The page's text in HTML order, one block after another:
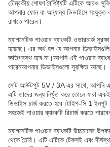
চৌম্বকীয় শোষণ বৈশিষ্ট্যটি এটিকে আরও
আপনার ফোন বা অন্যান্য ডিভাইসে সংযুক্ত
রাখতে পারেন।
ম্যাগনেটিক পাওয়ার ব্যাংকটি ওভারচার্জ
হয়েছে। এর অর্থ হল যে আপনার ডিভাইসগুলি
ক্ষতিগ্রস্থ হবে না।আপনি এই পাওয়ার
পারেনআপনার ডিভাইসগুলো সুরক্ষিত আছে।
মোট আউটপুট 5V / 3A এর সাথে, আপনি
এটি তাদের জন্য নিখুঁত করে তোলে যারা
ডিভাইস চার্জ করতে হবে।টাইপ-সি 1
সহজেই পাওয়ার ব্যাংকটি রিচার্জ করতে
ম্যাগনেটিক পাওয়ার ব্যাংকটি উচ্চমানের
থেকে তৈরি। এটি এটিকে টেকসই এবং